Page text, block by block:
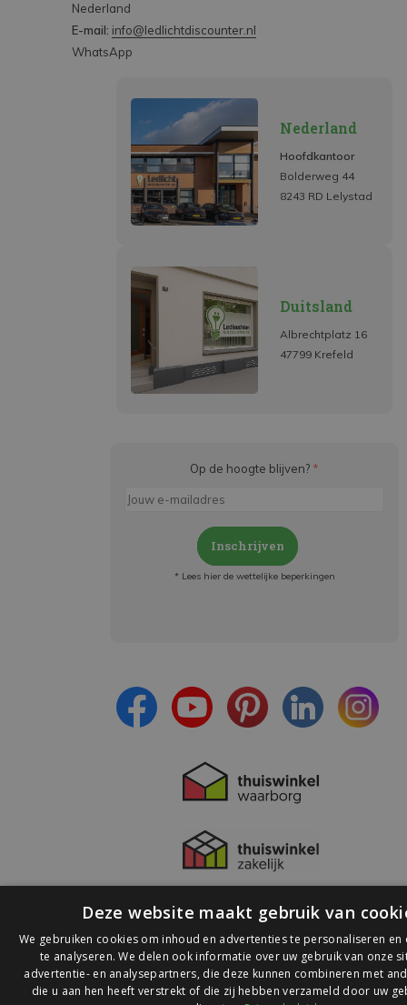
Nederland
E-mail: info@ledlichtdiscounter.nl
WhatsApp
Nederland
Hoofdkantoor
Bolderweg 44
8243 RD Lelystad
Duitsland
Albrechtplatz 16
47799 Krefeld
Op de hoogte blijven? *
Inschrijven
* Lees hier de wettelijke beperkingen
© 2026 Ledlichtdiscounter.nl
Deze website maakt gebruik van
We gebruiken cookies om inhoud en advertenties te personaliseren en
te analyseren. We delen ook informatie over uw gebruik van onze
advertentie- en analysepartners, die deze kunnen combineren met
die u aan hen heeft verstrekt of die zij hebben verzameld door uw